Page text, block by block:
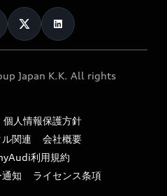
Japan K.K. All rights
個人情報保護方針
ル関連
会社概要
利用規約
知
ライセンス条項